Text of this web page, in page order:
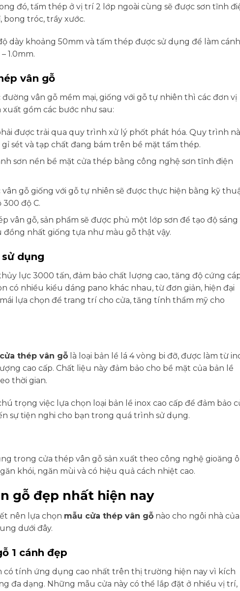
đó, tấm thép ở vị trí 2 lớp ngoài cùng sẽ được sơn tĩnh
bong tróc, trầy xước.
dày khoảng 50mm và tấm thép được sử dụng để làm cánh
1.0mm.
vân gỗ
vân gỗ mềm mại, giống với gỗ tự nhiên thì các đơn vị
gồm các bước như sau:
được trải qua quy trình xử lý phốt phát hóa. Quy trình
sét và tạp chất đang bám trên bề mặt tấm thép.
sơn nền bề mặt cửa thép bằng công nghệ sơn tĩnh điện
vân gỗ giống với gỗ tự nhiên sẽ được thực hiện bằng kỹ
độ C.
vân gỗ, sản phẩm sẽ được phủ một lớp sơn để tạo độ sáng
đồng nhất giống tựa như màu gỗ thật vậy.
dụng
lực 3000 tấn, đảm bảo chất lượng cao, tăng độ cứng
có nhiều kiểu dáng pano khác nhau, từ đơn giản, hiện đại
lựa chọn để trang trí cho cửa, tăng tính thẩm mỹ cho
thép vân gỗ là loại bản lề lá 4 vòng bi đỡ, được làm từ
cao cấp. Chất liệu này đảm bảo cho bề mặt của bản lề
thời gian.
trọng việc lựa chọn loại bản lề inox cao cấp để đảm bảo
sự tiện nghi cho bạn trong quá trình sử dụng.
trong cửa thép vân gỗ sản xuất theo công nghệ gioăng
khói, ngăn mùi và có hiệu quả cách nhiệt cao.
gỗ đẹp nhất hiện nay
nên lựa chọn mẫu cửa thép vân gỗ nào cho ngôi nhà của
dưới đây.
1 cánh đẹp
có tính ứng dụng cao nhất trên thị trường hiện nay vì kích
đa dạng. Những mẫu cửa này có thể lắp đặt ở nhiều vị trí,